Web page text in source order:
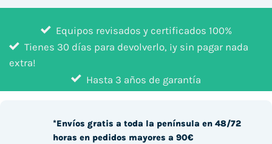
Equipos revisados y certificados 100%
Tienes 30 días para devolverlo, ¡y sin pagar nada
extra!
Hasta 3 años de garantía
*Envíos gratis a toda la península en 48/72
horas en pedidos mayores a 90€